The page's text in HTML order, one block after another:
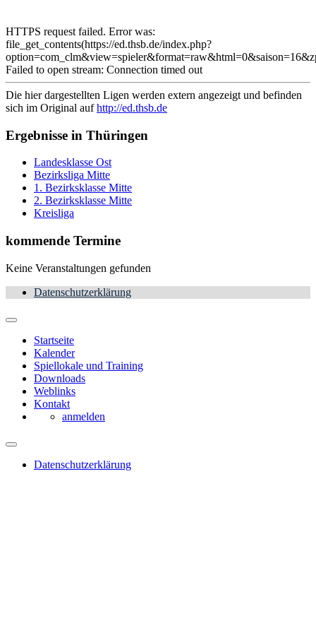
HTTPS request failed. Error was:
file_get_contents(https://ed.thsb.de/index.php?
Failed to open stream: Connection timed out
Die hier dargestellten Ligen werden extern angezeigt und befinden
sich im Original aufhttp://ed.thsb.de
Ergebnisse in Thüringen
Landesklasse Ost
Bezirksliga Mitte
1. Bezirksklasse Mitte
2. Bezirksklasse Mitte
Kreisliga
kommende Termine
Keine Veranstaltungen gefunden
Datenschutzerklärung
Startseite
Kalender
Spiellokale und Training
Downloads
Weblinks
Kontakt
anmelden
Datenschutzerklärung